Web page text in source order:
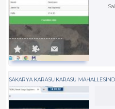
SAKARYA KARASU KARASU